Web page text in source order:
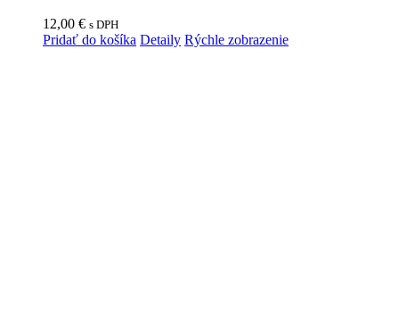
12,00 € s DPH
Pridať do košíka Detaily Rýchle zobrazenie